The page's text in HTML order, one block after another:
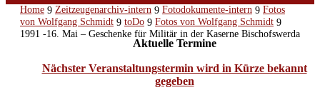
Home 9 Zeitzeugenarchiv-intern 9 Fotodokumente-intern 9 Fotos
von Wolfgang Schmidt 9 toDo 9 Fotos von Wolfgang Schmidt 9
1991 -16. Mai – Geschenke für Militär in der Kaserne Bischofswerda
Aktuelle Termine
Nächster Veranstaltungstermin wird in Kürze bekannt
gegeben